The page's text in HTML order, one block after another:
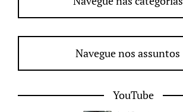
Navegue nos assuntos
YouTube